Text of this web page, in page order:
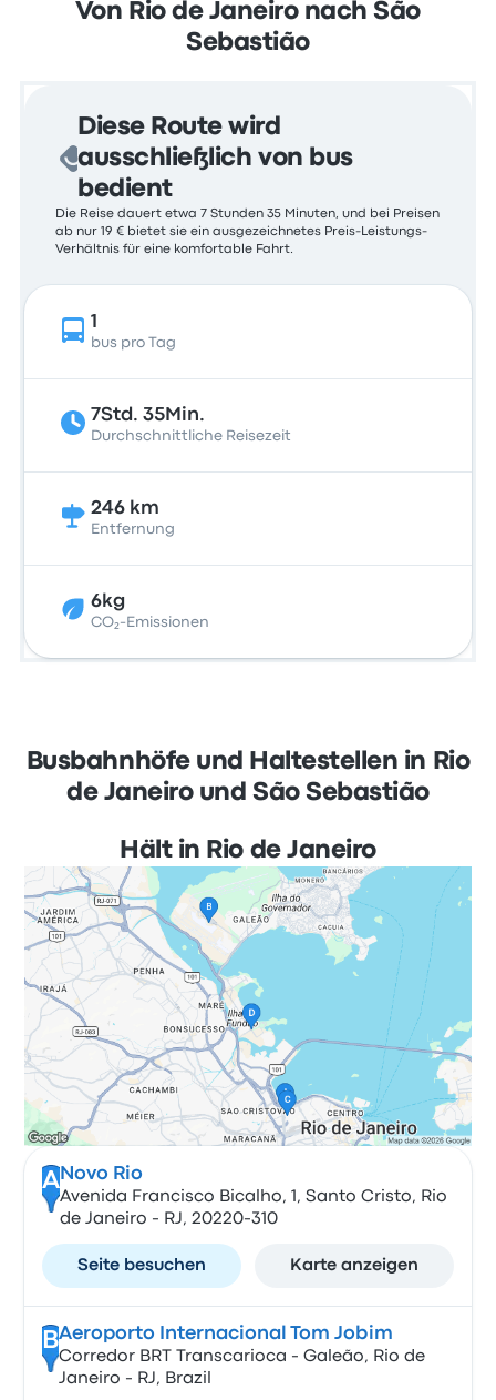
Von Rio de Janeiro nach São
Sebastião
Diese Route wird
ausschließlich von bus
bedient
Die Reise dauert etwa 7 Stunden 35 Minuten, und bei Preisen
ab nur 19 € bietet sie ein ausgezeichnetes Preis-Leistungs-
Verhältnis für eine komfortable Fahrt.
1
bus pro Tag
7Std. 35Min.
Durchschnittliche Reisezeit
246 km
Entfernung
6kg
CO₂-Emissionen
Busbahnhöfe und Haltestellen in Rio
de Janeiro und São Sebastião
Hält in Rio de Janeiro
A Novo Rio
Avenida Francisco Bicalho, 1, Santo Cristo, Rio
de Janeiro - RJ, 20220-310
Seite besuchen Karte anzeigen
BAeroporto Internacional Tom Jobim
Corredor BRT Transcarioca - Galeão, Rio de
Janeiro - RJ, Brazil